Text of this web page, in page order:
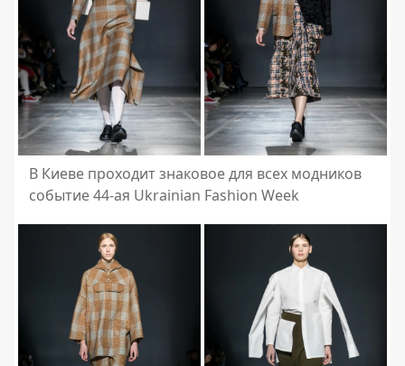
В Киеве проходит знаковое для всех модников
событие 44-ая Ukrainian Fashion Week